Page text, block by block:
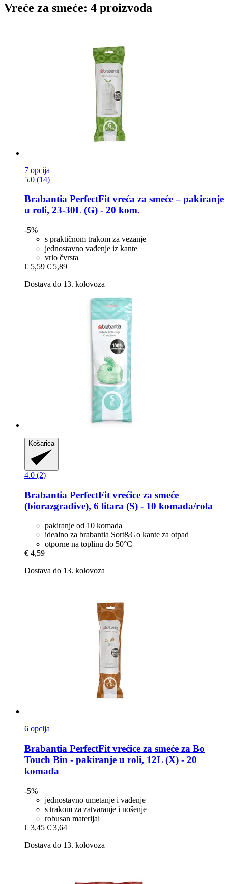
Vreće za smeće: 4 proizvoda
7 opcija
5.0 (14)
Brabantia PerfectFit vreća za smeće – pakiranje
u roli, 23-​30L (G) -​ 20 kom.
-5%
s praktičnom trakom za vezanje
jednostavno vađenje iz kante
vrlo čvrsta
€ 5,59 € 5,89
Dostava do 13. kolovoza
Košarica
4.0 (2)
Brabantia PerfectFit vrećice za smeće
(biorazgradive), 6 litara (S) -​ 10 komada/rola
pakiranje od 10 komada
idealno za brabantia Sort&Go kante za otpad
otporne na toplinu do 50°C
€ 4,59
Dostava do 13. kolovoza
6 opcija
Brabantia PerfectFit vrećice za smeće za Bo
Touch Bin -​ pakiranje u roli, 12L (X) -​ 20
komada
-5%
jednostavno umetanje i vađenje
s trakom za zatvaranje i nošenje
robusan materijal
€ 3,45 € 3,64
Dostava do 13. kolovoza